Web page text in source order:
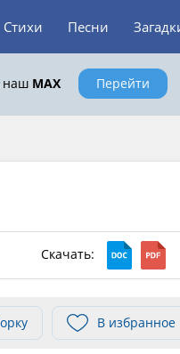
Стихи Песни
наш MAX Перейти
Скачать:
В избранное